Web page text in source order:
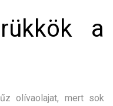
a
olívaolajat, mert sok